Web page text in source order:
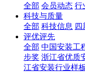
全部 会员动态 行
科技与质量
全部 科技信息
评优评先
全部 中国安装工
步奖 浙江省优质
江省安装行业样